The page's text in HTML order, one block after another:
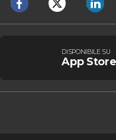
DISPONIBILE SU
App Store